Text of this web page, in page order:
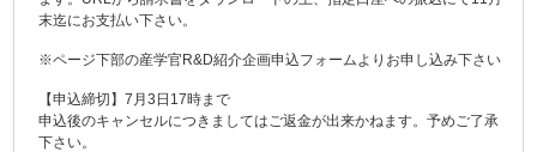
末迄にお支払い下さい。
※ページ下部の産学官R&D紹介企画申込フォームよりお申し込み下さい
【申込締切】7月3日17時まで
申込後のキャンセルにつきましてはご返金が出来かねます。予めご了承
下さい。